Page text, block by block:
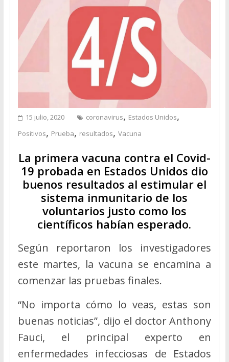
15 julio, 2020 coronavirus, Estados Unidos,
Positivos, Prueba, resultados, Vacuna
La primera vacuna contra el Covid-
19 probada en Estados Unidos dio
buenos resultados al estimular el
sistema inmunitario de los
voluntarios justo como los
científicos habían esperado.
Según reportaron los investigadores
este martes, la vacuna se encamina a
comenzar las pruebas finales.
“No importa cómo lo veas, estas son
buenas noticias”, dijo el doctor Anthony
Fauci, el principal experto en
enfermedades infecciosas de Estados